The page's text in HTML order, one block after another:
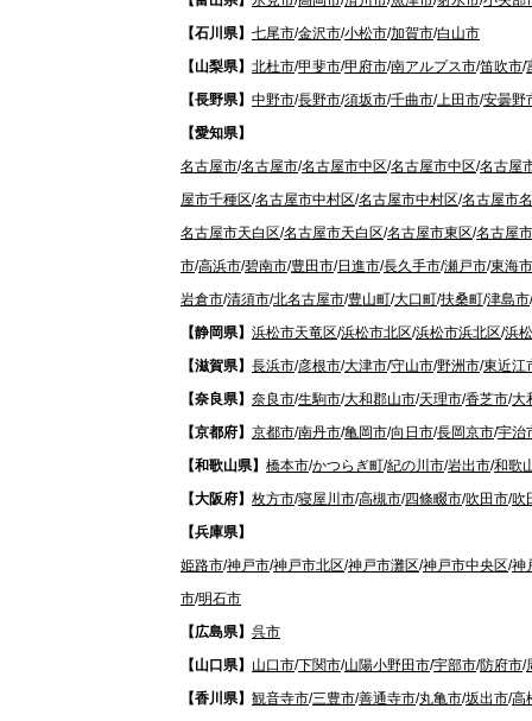
【石川県】 七尾市/金沢市/小松市/加賀市/白山市
【山梨県】 北杜市/甲斐市/甲府市/南アルプス市/笛吹市/
【長野県】 中野市/長野市/須坂市/千曲市/上田市/安曇野
【愛知県】
名古屋市/名古屋市/名古屋市中区/名古屋市中区/名古屋
屋市千種区/名古屋市中村区/名古屋市中村区/名古屋市
名古屋市天白区/名古屋市天白区/名古屋市東区/名古屋
市/高浜市/碧南市/豊田市/日進市/長久手市/瀬戸市/東海市
岩倉市/清須市/北名古屋市/豊山町/大口町/扶桑町/津島市/
【静岡県】 浜松市天竜区/浜松市北区/浜松市浜北区/浜
【滋賀県】 長浜市/彦根市/大津市/守山市/野洲市/東近江
【奈良県】 奈良市/生駒市/大和郡山市/天理市/香芝市/大
【京都府】 京都市/南丹市/亀岡市/向日市/長岡京市/宇治
【和歌山県】 橋本市/かつらぎ町/紀の川市/岩出市/和歌
【大阪府】 枚方市/寝屋川市/高槻市/四條畷市/吹田市/吹
【兵庫県】
姫路市/神戸市/神戸市北区/神戸市灘区/神戸市中央区/神
市/明石市
【広島県】 呉市
【山口県】 山口市/下関市/山陽小野田市/宇部市/防府市/
【香川県】 観音寺市/三豊市/善通寺市/丸亀市/坂出市/高